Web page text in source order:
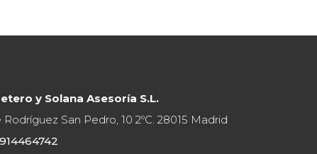
y Solana Asesoría S.L.
Rodríguez San Pedro, 10 2ºC. 28015 Madrid
914464742